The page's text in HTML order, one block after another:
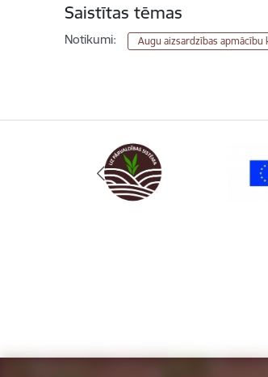
Saistītas tēmas
Notikumi: Augu aizsardzības apmācību